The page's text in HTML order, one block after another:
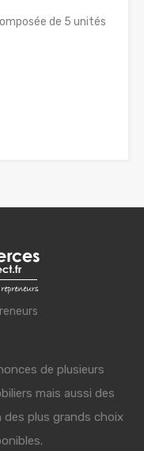
de 5 unités
de plusieurs
mais aussi des
des plus grands choix